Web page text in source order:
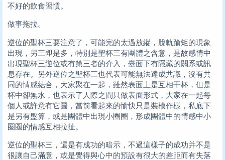
不好的飲食習慣。
做事拖拉。
逆位的聖杯三要注意了，可能完的太過放縱，脫軌踰矩的現象
出現，另三即是多，特別是聖杯三有團體之含意，是故感情中
出現聖杯三逆位或有第三者的介入，臺面下有隱藏的關系或訊
息存在。另外逆位之聖杯三也代表可能無法達成共識，沒有共
同的情感結合，大家聚在一起，雖然表面上是互相干杯，但是
杯中卻無水，也表示了人際之間只做表面形式，大家在一起每
個人或許意有它圖，當前看起來的愉快只是裝模作樣，私底下
是另有盤算，或是團體中出現小圈圈，形成團體中的情感中小
圈圈的情感互相拉扯。
逆位的聖杯三，還是有成功的暗示，不過這樣子的成功并不是
很讓自己滿意，或是覺得與心中的預設有很大的差距而有失落